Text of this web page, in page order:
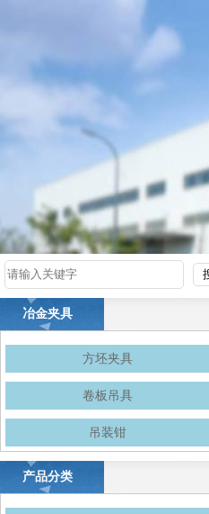
冶金夹具
方坯夹具
卷板吊具
吊装钳
产品分类